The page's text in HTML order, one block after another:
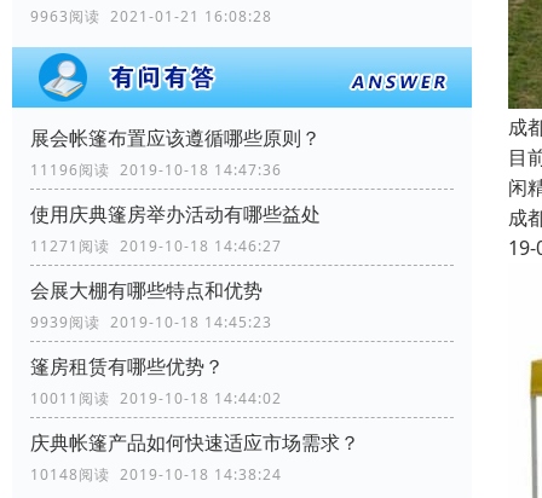
9963阅读 2021-01-21 16:08:28
展会帐篷布置应该遵循哪些原则？
11196阅读 2019-10-18 14:47:36
使用庆典篷房举办活动有哪些益处
11271阅读 2019-10-18 14:46:27
会展大棚有哪些特点和优势
9939阅读 2019-10-18 14:45:23
篷房租赁有哪些优势？
10011阅读 2019-10-18 14:44:02
庆典帐篷产品如何快速适应市场需求？
10148阅读 2019-10-18 14:38:24
成
目
闲
成
19-